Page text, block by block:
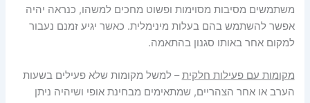
משתמשים מסיבות מסוימות ופשוט מחכים למשהו, כנראה יהיה
אפשר להשתמש בהם בעלות מינימלית. כאשר יגיע זמנם נעבור
למקום אחר באותו סגנון בהתאמה.
מקומות עם פעילות חלקית– למשל מקומות שלא פעילים בשעות
הערב או אחר הצהריים, שמתאימים מבחינת אופי ושיהיה ניתן